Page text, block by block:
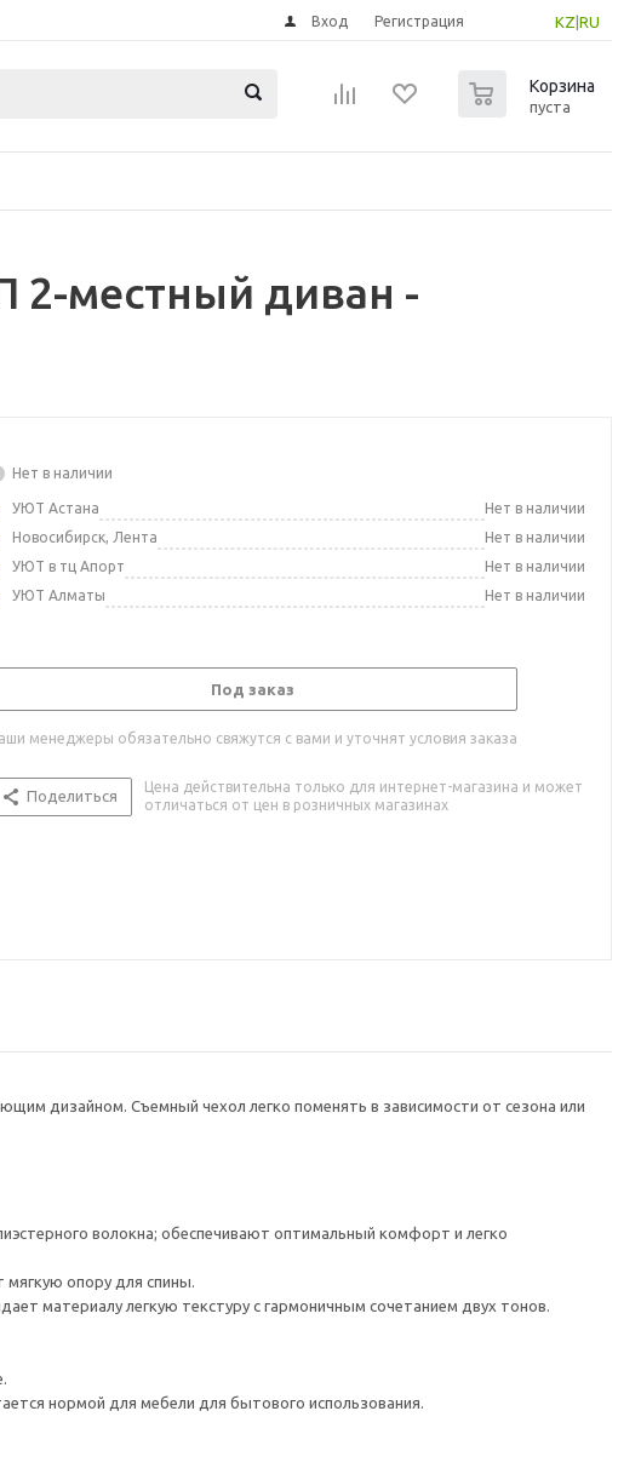
KZ RU
Вход Регистрация
Корзина
пуста
2-местный диван -
Нет в наличии
УЮТ Астана
Нет в наличии
Новосибирск, Лента
Нет в наличии
УЮТ в тц Апорт
Нет в наличии
УЮТ Алматы
Нет в наличии
Под заказ
менеджеры обязательно свяжутся с вами и уточнят условия заказа
Поделиться
Цена действительна только для интернет-магазина и может
отличаться от цен в розничных магазинах
дизайном. Съемный чехол легко поменять в зависимости от сезона или
волокна; обеспечивают оптимальный комфорт и легко
мягкую опору для спины.
материалу легкую текстуру с гармоничным сочетанием двух тонов.
нормой для мебели для бытового использования.